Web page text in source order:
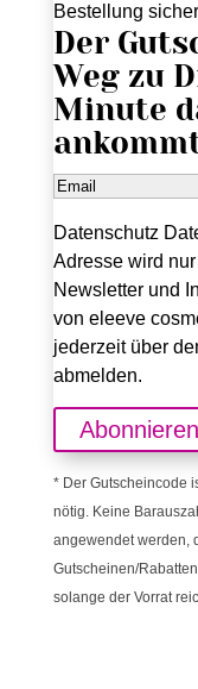
Bestellung
Der
Weg zu
Minute
Datenschutz
Adresse wird
Newsletter und
von eleeve
jederzeit über
abmelden.
* Der Gutscheincode
nötig. Keine
angewendet werden,
Gutscheinen/
solange der Vorrat